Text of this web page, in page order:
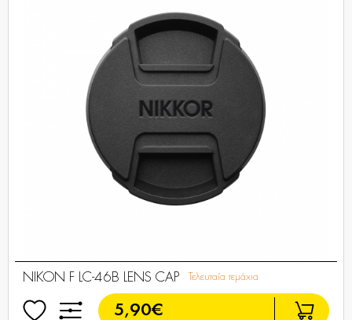
NIKON F LC-46B LENS CAP Τελευταία τεμάχια
5,90€